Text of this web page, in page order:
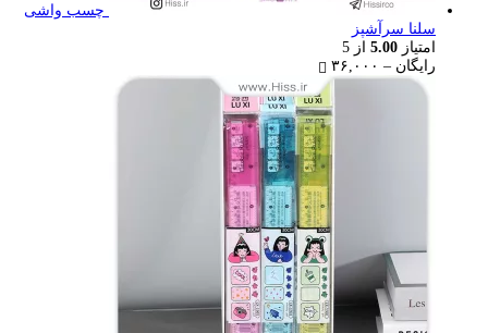
چسب واشی
سلنا سرآشپز
امتیاز 5.00 از 5
رایگان – ۳۶,۰۰۰
range:
رایگان
through
۳۶,۰۰۰ تومان